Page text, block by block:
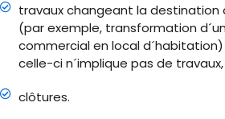
travaux changeant la destination
(par exemple, transformation
commercial en local
celle-ci n´implique pas de travaux,
clôtures.